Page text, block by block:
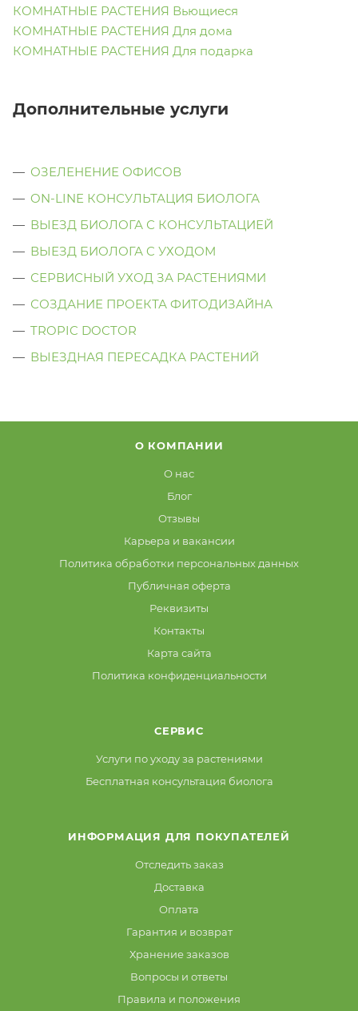
КОМНАТНЫЕ РАСТЕНИЯ Вьющиеся
КОМНАТНЫЕ РАСТЕНИЯ Для дома
КОМНАТНЫЕ РАСТЕНИЯ Для подарка
Дополнительные услуги
ОЗЕЛЕНЕНИЕ ОФИСОВ
ON-LINE КОНСУЛЬТАЦИЯ БИОЛОГА
ВЫЕЗД БИОЛОГА С КОНСУЛЬТАЦИЕЙ
ВЫЕЗД БИОЛОГА C УХОДОМ
СЕРВИСНЫЙ УХОД ЗА РАСТЕНИЯМИ
СОЗДАНИЕ ПРОЕКТА ФИТОДИЗАЙНА
TROPIC DOCTOR
ВЫЕЗДНАЯ ПЕРЕСАДКА РАСТЕНИЙ
О КОМПАНИИ
О нас
Блог
Отзывы
Карьера и вакансии
Политика обработки персональных данных
Публичная оферта
Реквизиты
Контакты
Карта сайта
Политика конфиденциальности
СЕРВИС
Услуги по уходу за растениями
Бесплатная консультация биолога
ИНФОРМАЦИЯ ДЛЯ ПОКУПАТЕЛЕЙ
Отследить заказ
Доставка
Оплата
Гарантия и возврат
Хранение заказов
Вопросы и ответы
Правила и положения